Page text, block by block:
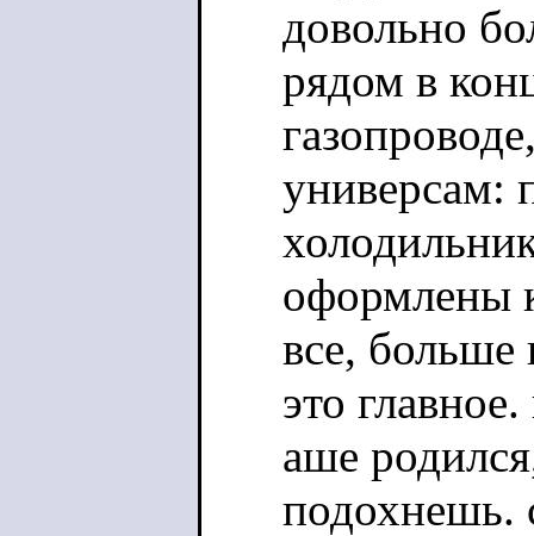
довольно
рядом в
универсам:
оформлены
все, больше
это
аше
подохнешь.